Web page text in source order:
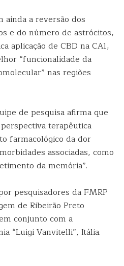
ainda a reversão dos
e do número de astrócitos,
aplicação de CBD na CA1,
“funcionalidade da
nas regiões
de pesquisa afirma que
terapêutica
farmacológico da dor
associadas, como
da memória”.
pesquisadores da FMRP
de Ribeirão Preto
conjunto com a
“Luigi Vanvitelli”, Itália.